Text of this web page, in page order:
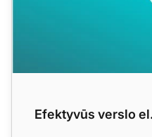
Efektyvūs verslo